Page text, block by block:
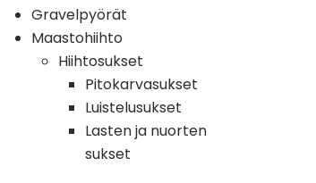
Gravelpyörät
Maastohiihto
Hiihtosukset
Pitokarvasukset
Luistelusukset
Lasten ja nuorten
sukset